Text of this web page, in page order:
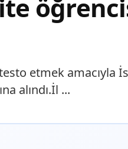
etmek amacıyla
alındı.İl ...